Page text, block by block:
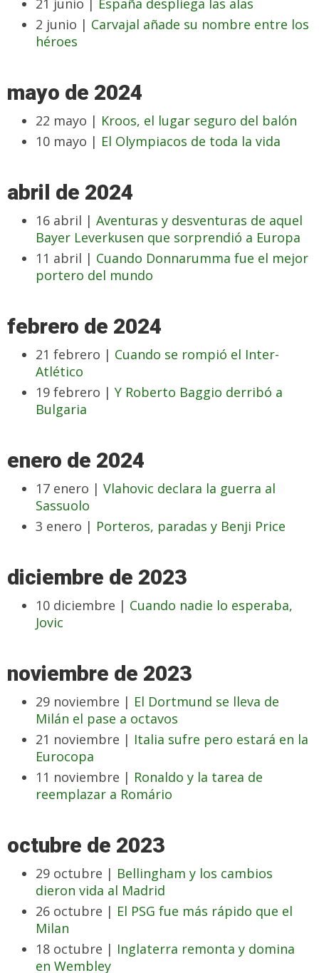
21 junio | España despliega las alas
2 junio | Carvajal añade su nombre entre los
héroes
mayo de 2024
22 mayo | Kroos, el lugar seguro del balón
10 mayo | El Olympiacos de toda la vida
abril de 2024
16 abril | Aventuras y desventuras de aquel
Bayer Leverkusen que sorprendió a Europa
11 abril | Cuando Donnarumma fue el mejor
portero del mundo
febrero de 2024
21 febrero | Cuando se rompió el Inter-
Atlético
19 febrero | Y Roberto Baggio derribó a
Bulgaria
enero de 2024
17 enero | Vlahovic declara la guerra al
Sassuolo
3 enero | Porteros, paradas y Benji Price
diciembre de 2023
10 diciembre | Cuando nadie lo esperaba,
Jovic
noviembre de 2023
29 noviembre | El Dortmund se lleva de
Milán el pase a octavos
21 noviembre | Italia sufre pero estará en la
Eurocopa
11 noviembre | Ronaldo y la tarea de
reemplazar a Romário
octubre de 2023
29 octubre | Bellingham y los cambios
dieron vida al Madrid
26 octubre | El PSG fue más rápido que el
Milan
18 octubre | Inglaterra remonta y domina
en Wembley